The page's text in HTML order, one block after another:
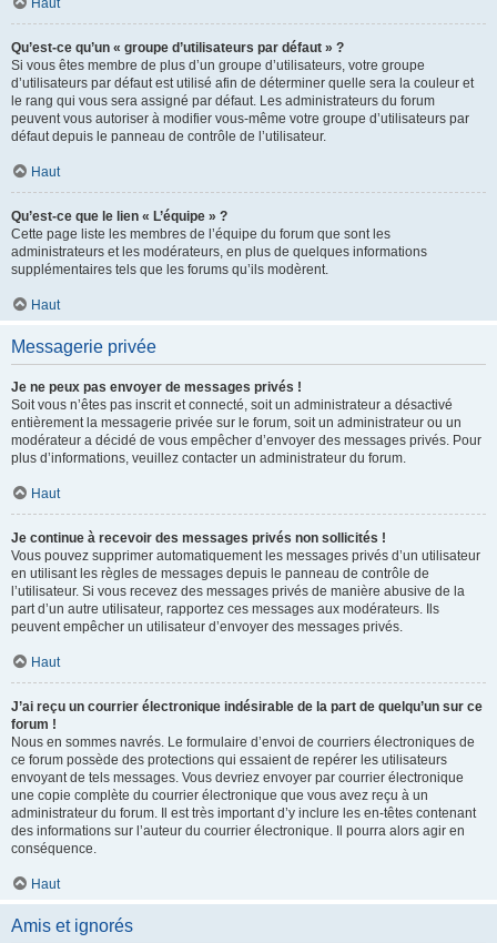
Haut
Qu’est-ce qu’un « groupe d’utilisateurs par défaut » ?
Si vous êtes membre de plus d’un groupe d’utilisateurs, votre groupe
d’utilisateurs par défaut est utilisé afin de déterminer quelle sera la couleur et
le rang qui vous sera assigné par défaut. Les administrateurs du forum
peuvent vous autoriser à modifier vous-même votre groupe d’utilisateurs par
défaut depuis le panneau de contrôle de l’utilisateur.
Haut
Qu’est-ce que le lien « L’équipe » ?
Cette page liste les membres de l’équipe du forum que sont les
administrateurs et les modérateurs, en plus de quelques informations
supplémentaires tels que les forums qu’ils modèrent.
Haut
Messagerie privée
Je ne peux pas envoyer de messages privés !
Soit vous n’êtes pas inscrit et connecté, soit un administrateur a désactivé
entièrement la messagerie privée sur le forum, soit un administrateur ou un
modérateur a décidé de vous empêcher d’envoyer des messages privés. Pour
plus d’informations, veuillez contacter un administrateur du forum.
Haut
Je continue à recevoir des messages privés non sollicités !
Vous pouvez supprimer automatiquement les messages privés d’un utilisateur
en utilisant les règles de messages depuis le panneau de contrôle de
l’utilisateur. Si vous recevez des messages privés de manière abusive de la
part d’un autre utilisateur, rapportez ces messages aux modérateurs. Ils
peuvent empêcher un utilisateur d’envoyer des messages privés.
Haut
J’ai reçu un courrier électronique indésirable de la part de quelqu’un sur ce
forum !
Nous en sommes navrés. Le formulaire d’envoi de courriers électroniques de
ce forum possède des protections qui essaient de repérer les utilisateurs
envoyant de tels messages. Vous devriez envoyer par courrier électronique
une copie complète du courrier électronique que vous avez reçu à un
administrateur du forum. Il est très important d’y inclure les en-têtes contenant
des informations sur l’auteur du courrier électronique. Il pourra alors agir en
conséquence.
Haut
Amis et ignorés